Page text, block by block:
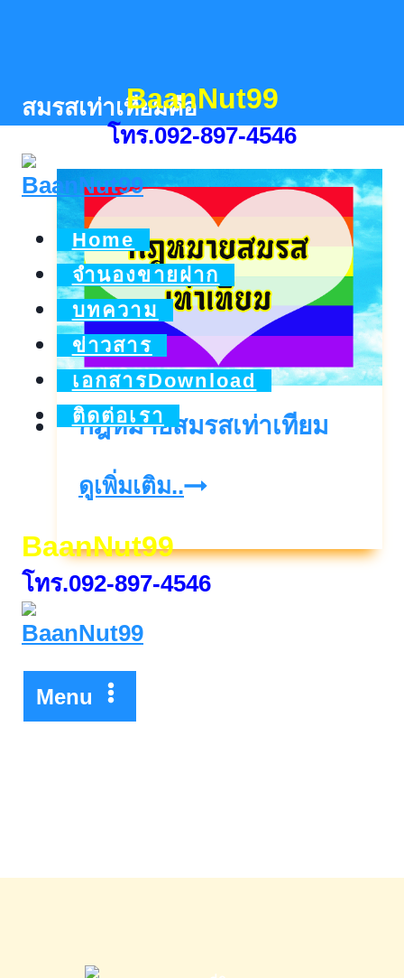
BaanNut99
โทร.092-897-4546
Home
จำนองขายฝาก
บทความ
ข่าวสาร
เอกสารDownload
ติดต่อเรา
BaanNut99
โทร.092-897-4546
Menu
สมรสเท่าเทียมคือ
กฎหมายสมรสเท่าเทียม
ดูเพิ่มเติม..กฎหมาย
เท่า
เทียม